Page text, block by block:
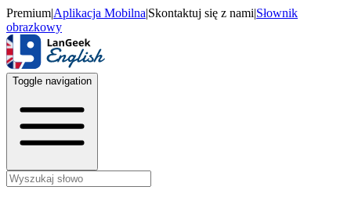
Premium|Aplikacja Mobilna|Skontaktuj się z nami|Słownik
obrazkowy
Toggle navigation